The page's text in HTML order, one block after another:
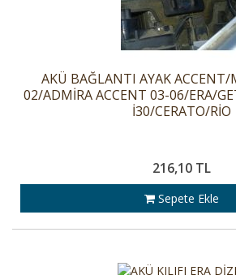
AKÜ BAĞLANTI AYAK
02/ADMİRA ACCENT 03-06/ERA/
İ30/CERATO/RİO
216,10 TL
Sepete Ekle